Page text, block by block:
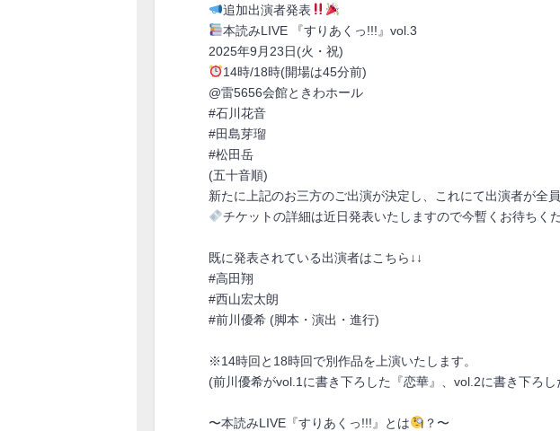
追加出演者発表
本読みLIVE 『すりあくっ!!!』vol.3
2025年9月23日(火・祝)
14時/18時(開場は45分前)
@雷5656会館ときわホール
#石川花音
#田島芽瑠
#松田岳
(五十音順)
新たに上記のお三方のご出演が決定し、これにて出演者が全
チケットの詳細は近日発表いたしますので今暫くお待ちく
既に発表されている出演者はこちら↓↓
#高田翔
#西山宏太朗
#前川優希 (脚本・演出・進行)
※14時回と18時回で別作品を上演いたします。
(前川優希がvol.1に書き下ろした『恋華』、vol.2に書き下ろ
〜本読みLIVE『すりあくっ!!!』とは
？〜